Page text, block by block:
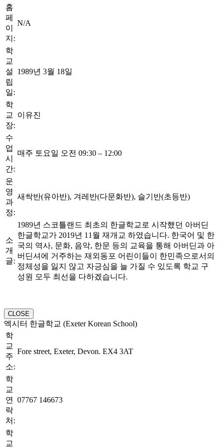
홈
페
이
지:
N/A
학
교
설
립
일:
1989년 3월 18일
학
교
장:
이유진
수
업
시
간:
매주 토요일 오전 09:30 – 12:00
운
영
과
정:
새싹반(유아반), 겨레반(다문화반), 슬기반(초등반)
소
개
글:
1989년 스코틀랜드 최초의 한글학교로 시작했던 아버딘
한글학교가 2019년 11월 재개교 하였습니다. 한국어 및 한
국의 역사, 문화, 음악, 한문 등의 교육을 통해 아버딘과 아
버딘셔에 거주하는 재외동포 어린이들이 한민족으로서의
정체성을 잃지 않고 자긍심을 늘 가질 수 있도록 학교 구
성원 모두 최선을 다하겠습니다.
CLOSE
엑시터 한글학교 (Exeter Korean School)
학
교
주
소:
Fore street, Exeter, Devon. EX4 3AT
학
교
연
락
처:
07767 146673
학
교